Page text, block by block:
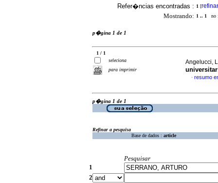
Refer�ncias encontradas : 1 [refinar
Mostrando: 1 .. 1 no
p�gina 1 de 1
1 / 1
seleciona
para imprimir
Angelucci,
· resumo
p�gina 1 de 1
Refinar a pesquisa
Base de dados : article
Pesquisar
1
2